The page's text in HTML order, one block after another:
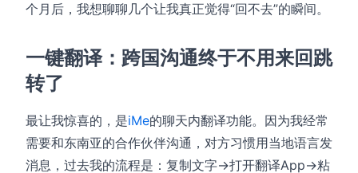
个月后，我想聊聊几个让我真正觉得“回不去”的瞬间。
一键翻译：跨国沟通终于不用来回跳
转了
最让我惊喜的，是iMe的聊天内翻译功能。因为我经常
需要和东南亚的合作伙伴沟通，对方习惯用当地语言发
消息，过去我的流程是：复制文字→打开翻译App→粘